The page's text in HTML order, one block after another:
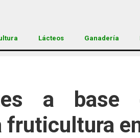
Lácteos Ganadería
a
fruticultura